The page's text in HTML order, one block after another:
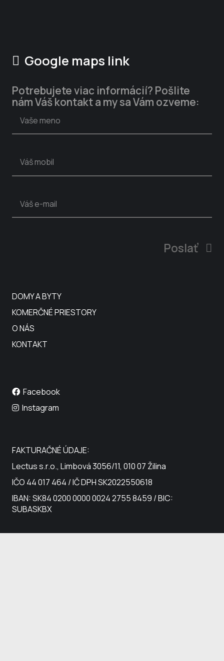
Google maps link
Potrebujete viac informácií? Pošlite
nám Váš kontakt a my sa Vám ozveme:
Poslať
DOMY A BYTY
KOMERČNÉ PRIESTORY
O NÁS
KONTAKT
Facebook
Instagram
FAKTURAČNÉ ÚDAJE:
Lectus s.r.o., Limbová 3056/11, 010 07 Žilina
IČO 44 017 464 / IČ DPH SK2022550618
IBAN: SK84 0200 0000 0024 2755 8459 / BIC:
SUBASKBX